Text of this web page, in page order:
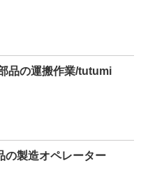
品の運搬作業/tutumi
の製造オペレーター